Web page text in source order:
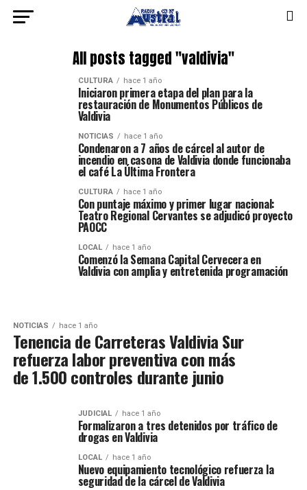
All posts tagged "valdivia"
CULTURA hace 1 año
Iniciaron primera etapa del plan para la
restauración de Monumentos Públicos de
Valdivia
NOTICIAS hace 1 año
Condenaron a 7 años de cárcel al autor de
incendio en casona de Valdivia donde funcionaba
el café La Última Frontera
CULTURA hace 1 año
Con puntaje máximo y primer lugar nacional:
Teatro Regional Cervantes se adjudicó proyecto
PAOCC
LOCAL hace 1 año
Comenzó la Semana Capital Cervecera en
Valdivia con amplia y entretenida programación
NOTICIAS hace 1 año
Tenencia de Carreteras Valdivia Sur
refuerza labor preventiva con más
de 1.500 controles durante junio
JUDICIAL hace 1 año
Formalizaron a tres detenidos por tráfico de
drogas en Valdivia
LOCAL hace 1 año
Nuevo equipamiento tecnológico refuerza la
seguridad de la cárcel de Valdivia